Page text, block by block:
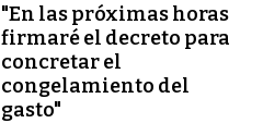
"En las próximas horas
firmaré el decreto para
concretar el
congelamiento del
gasto"